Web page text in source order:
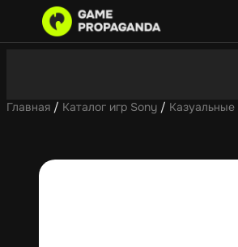
Главная / Каталог игр Sony / Казуальные